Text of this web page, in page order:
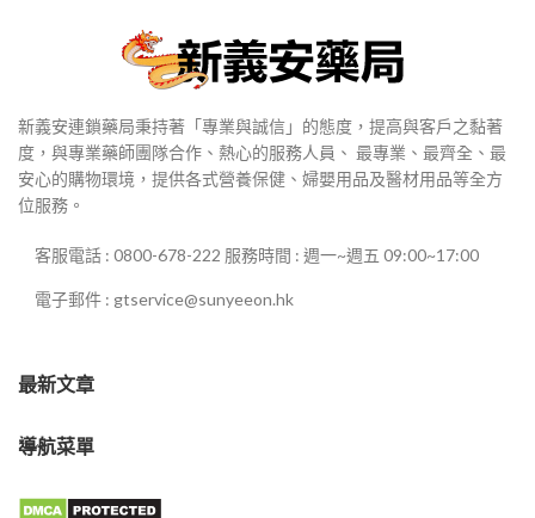
新義安連鎖藥局秉持著「專業與誠信」的態度，提高與客戶之黏著
度，與專業藥師團隊合作、熱心的服務人員、 最專業、最齊全、最
安心的購物環境，提供各式營養保健、婦嬰用品及醫材用品等全方
位服務。
客服電話 : 0800-678-222 服務時間 : 週一~週五 09:00~17:00
電子郵件 : gtservice@sunyeeon.hk
最新文章
導航菜單